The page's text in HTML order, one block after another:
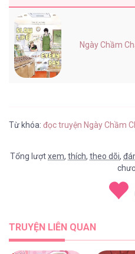
Ngày Chầm
Từ khóa: đọc truyện Ngày Chầm
Tổng lượtxem, thích, theo dõi,
TRUYỆN LIÊN QUAN